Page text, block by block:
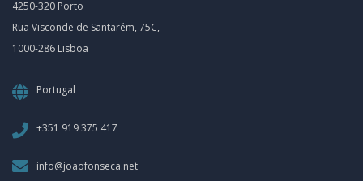
4250-320 Porto
Rua Visconde de Santarém, 75C,
1000-286 Lisboa
Portugal
+351 919 375 417
info@joaofonseca.net